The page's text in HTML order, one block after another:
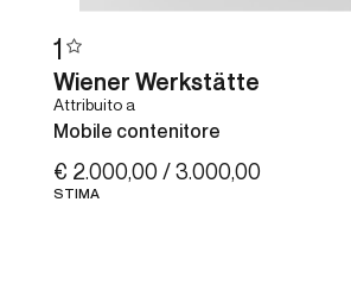
1
Wiener Werkstätte
Attribuito a
Mobile contenitore
€ 2.000,00 / 3.000,00
STIMA